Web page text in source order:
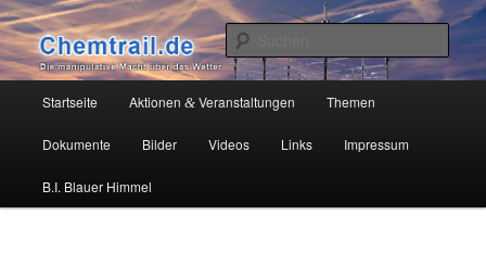
Zum
primären
Inhalt
springenChemtrail.de
Die manipulative Macht über das Wetter
Startseite Aktionen &Veranstaltungen Themen
Dokumente Bilder Videos Links Impressum
B.I. Blauer Himmel